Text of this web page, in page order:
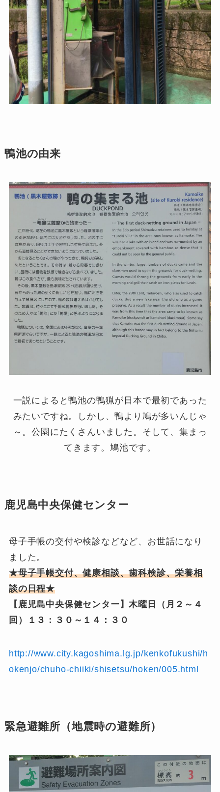
鴨池の由来
一説によると鴨池の鴨猟が日本で最初であった
みたいですね。しかし、鴨より鳩が多いんじゃ
～。公園にたくさんいました。そして、集まっ
てきます。鳩池です。
鹿児島中央保健センター
母子手帳の交付や検診などなど、お世話になり
ました。
★母子手帳交付、健康相談、歯科検診、栄養相
談の日程★
【鹿児島中央保健センター】木曜日（月２～４
回）１３：３０～１４：３０
http://www.city.kagoshima.lg.jp/kenkofukushi/h
okenjo/chuho-chiiki/shisetsu/hoken/005.html
緊急避難所（地震時の避難所）